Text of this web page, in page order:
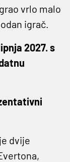
vrlo malo
igrač.
2027. s
dvije